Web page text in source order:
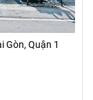
Gòn, Quận 1